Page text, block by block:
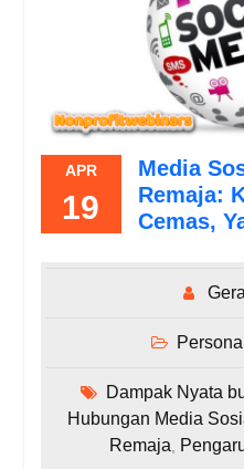
APR
19
Media
Remaja:
Cemas,
Dampak Nyata
Hubungan Media
Remaja,